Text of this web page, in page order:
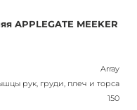
APPLEGATE MEEKER
Array
рук, груди, плеч и торса
150